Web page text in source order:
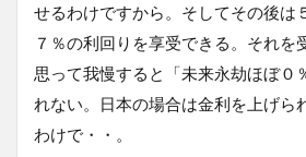
せるわけですから。そしてその後は
７％の利回りを享受できる。それを
思って我慢すると「未来永劫ほぼ０
れない。日本の場合は金利を上げら
わけで・・。